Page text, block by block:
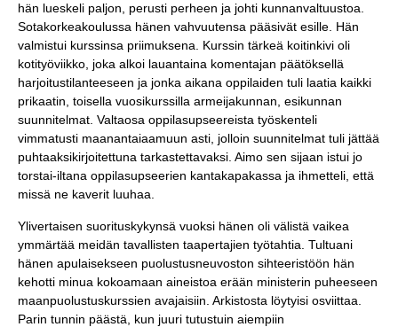
hän lueskeli paljon, perusti perheen ja johti kunnanvaltuustoa.
Sotakorkeakoulussa hänen vahvuutensa pääsivät esille. Hän
valmistui kurssinsa priimuksena. Kurssin tärkeä koitinkivi oli
kotityöviikko, joka alkoi lauantaina komentajan päätöksellä
harjoitustilanteeseen ja jonka aikana oppilaiden tuli laatia kaikki
prikaatin, toisella vuosikurssilla armeijakunnan, esikunnan
suunnitelmat. Valtaosa oppilasupseereista työskenteli
vimmatusti maanantaiaamuun asti, jolloin suunnitelmat tuli jättää
puhtaaksikirjoitettuna tarkastettavaksi. Aimo sen sijaan istui jo
torstai-iltana oppilasupseerien kantakapakassa ja ihmetteli, että
missä ne kaverit luuhaa.
Ylivertaisen suorituskykynsä vuoksi hänen oli välistä vaikea
ymmärtää meidän tavallisten taapertajien työtahtia. Tultuani
hänen apulaisekseen puolustusneuvoston sihteeristöön hän
kehotti minua kokoamaan aineistoa erään ministerin puheeseen
maanpuolustuskurssien avajaisiin. Arkistosta löytyisi osviittaa.
Parin tunnin päästä, kun juuri tutustuin aiempiin